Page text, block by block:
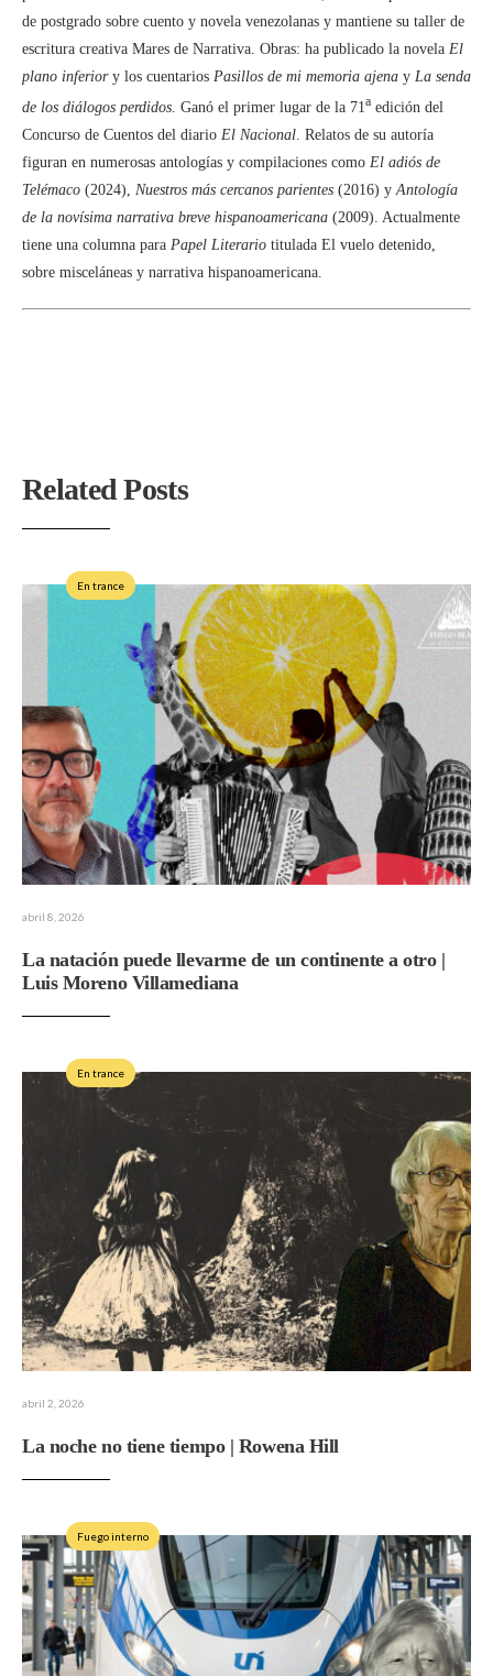
de postgrado sobre cuento y novela venezolanas y mantiene su taller de
escritura creativa Mares de Narrativa. Obras: ha publicado la novela El
plano inferiory los cuentarios Pasillos de mi memoria ajena y La senda
de los diálogos perdidos. Ganó el primer lugar de la 71a edición del
Concurso de Cuentos del diario El Nacional. Relatos de su autoría
figuran en numerosas antologías y compilaciones como El adiós de
Telémaco (2024), Nuestros más cercanos parientes (2016) yAntología
de la novísima narrativa breve hispanoamericana (2009). Actualmente
tiene una columna para Papel Literario titulada El vuelo detenido,
sobre misceláneas y narrativa hispanoamericana.
Related Posts
En trance
abril 8, 2026
La natación puede llevarme de un continente a otro |
Luis Moreno Villamediana
En trance
abril 2, 2026
La noche no tiene tiempo | Rowena Hill
Fuego interno